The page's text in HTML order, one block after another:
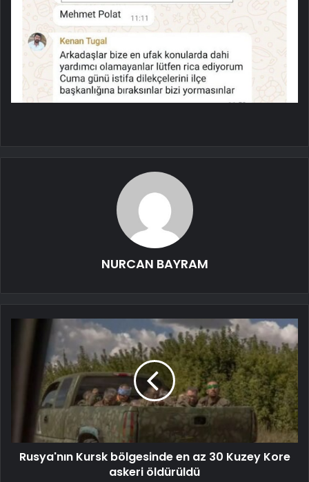
NURCAN BAYRAM
Rusya'nın Kursk bölgesinde en az 30 Kuzey Kore
askeri öldürüldü